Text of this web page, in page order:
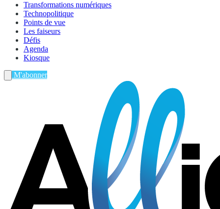
Transformations numériques
Technopolitique
Points de vue
Les faiseurs
Défis
Agenda
Kiosque
M'abonner